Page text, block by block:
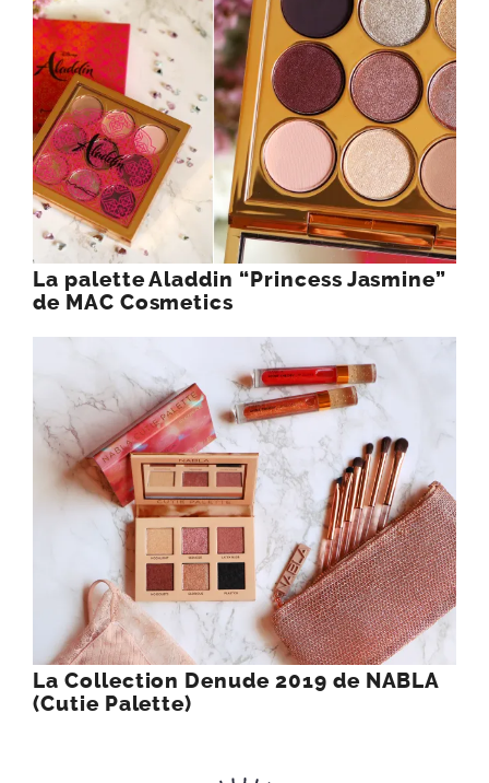
La palette Aladdin “Princess Jasmine”
de MAC Cosmetics
La Collection Denude 2019 de NABLA
(Cutie Palette)